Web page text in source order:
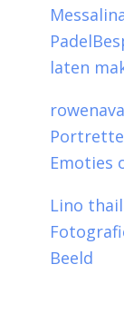
laten
Emoties
Lino
Beeld